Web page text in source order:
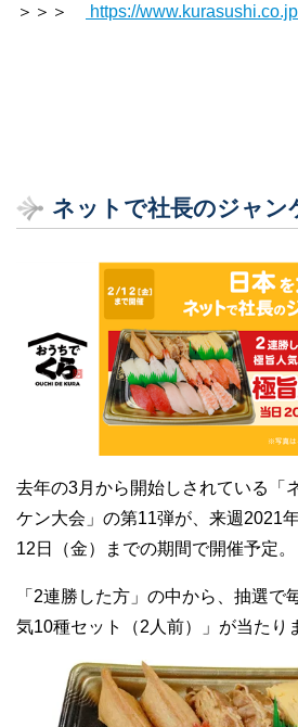
＞＞＞ https://
ネットで社長のジャン
去年の3月から開始しされている「
ケン大会」の第11弾が、来週2021
12日（金）までの期間で開催予定。
「2連勝した方」の中から、抽選で
気10種セット（2人前）」が当たり